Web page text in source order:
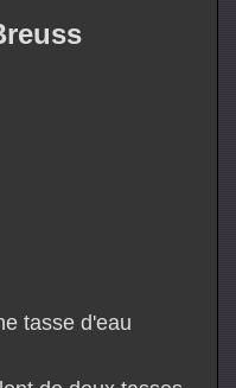
tasse d'eau